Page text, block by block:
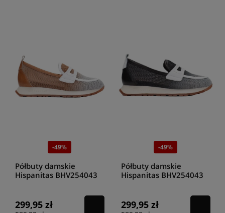
-49%
Półbuty damskie
Hispanitas BHV254043
299,95 zł
-49%
Półbuty damskie
Hispanitas BHV254043
299,95 zł